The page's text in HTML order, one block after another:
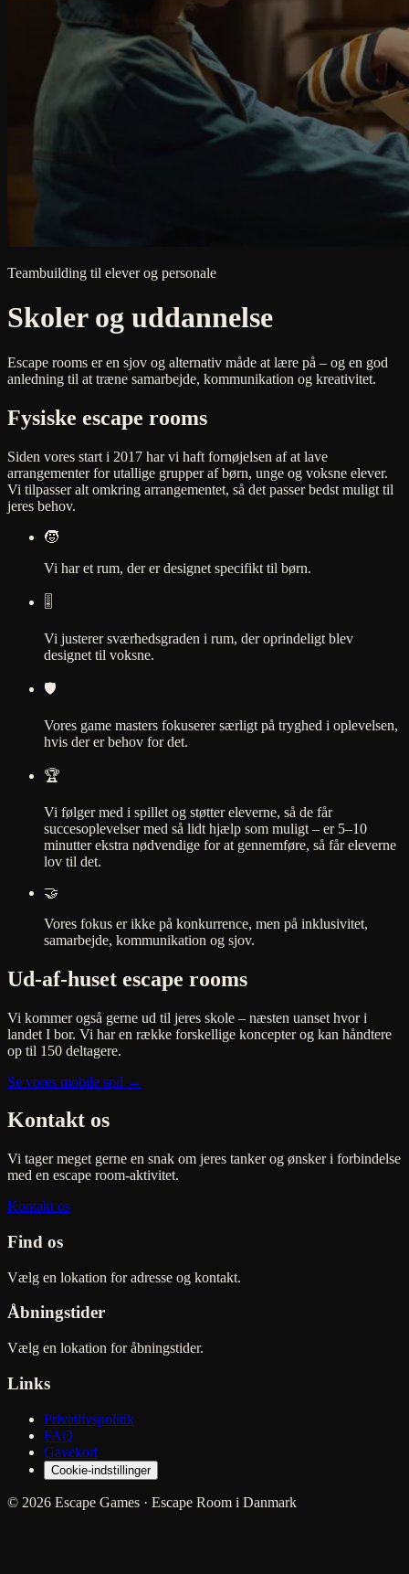
Teambuilding til elever og personale
Skoler og uddannelse
Escape rooms er en sjov og alternativ måde at lære på – og en god
anledning til at træne samarbejde, kommunikation og kreativitet.
Fysiske escape rooms
Siden vores start i 2017 har vi haft fornøjelsen af at lave
arrangementer for utallige grupper af børn, unge og voksne elever.
Vi tilpasser alt omkring arrangementet, så det passer bedst muligt til
jeres behov.
🧒
Vi har et rum, der er designet specifikt til børn.
🎚️
Vi justerer sværhedsgraden i rum, der oprindeligt blev
designet til voksne.
🛡️
Vores game masters fokuserer særligt på tryghed i oplevelsen,
hvis der er behov for det.
🏆
Vi følger med i spillet og støtter eleverne, så de får
succesoplevelser med så lidt hjælp som muligt – er 5–10
minutter ekstra nødvendige for at gennemføre, så får eleverne
lov til det.
🤝
Vores fokus er ikke på konkurrence, men på inklusivitet,
samarbejde, kommunikation og sjov.
Ud-af-huset escape rooms
Vi kommer også gerne ud til jeres skole – næsten uanset hvor i
landet I bor. Vi har en række forskellige koncepter og kan håndtere
op til 150 deltagere.
Se vores mobile spil →
Kontakt os
Vi tager meget gerne en snak om jeres tanker og ønsker i forbindelse
med en escape room-aktivitet.
Kontakt os
Find os
Vælg en lokation for adresse og kontakt.
Åbningstider
Vælg en lokation for åbningstider.
Links
Privatlivspolitik
FAQ
Gavekort
Cookie-indstillinger
© 2026 Escape Games · Escape Room i Danmark